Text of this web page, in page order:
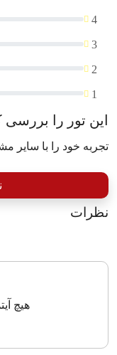
4
3
2
1
این تور را بررسی
تجربه خود را با سایر
نظرات
هیچ